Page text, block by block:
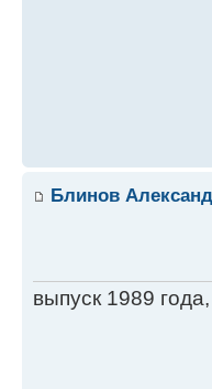
Блинов
выпуск 1989